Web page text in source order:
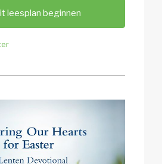
leesplan beginnen